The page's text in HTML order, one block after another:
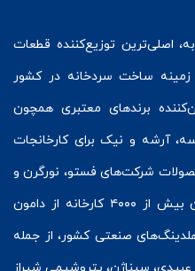
سال تجربه، اصلی‌ترین توزیع‌کننده قطعات
ساخت سردخانه در کشور
برندهای معتبری همچون
آرشه و نیک برای کارخانجات
شرکت‌های فستو، نورگرن و
را توزیع می‌کنیم. تاکنون بیش از ۴۰۰۰ کارخانه از دامون
صنعتی کشور، از جمله